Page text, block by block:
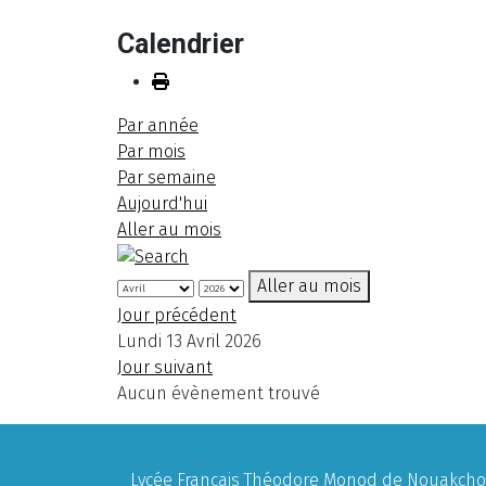
Calendrier
Par année
Par mois
Par semaine
Aujourd'hui
Aller au mois
Aller au mois
Jour précédent
Lundi 13 Avril 2026
Jour suivant
Aucun évènement trouvé
Lycée Français Théodore Monod de